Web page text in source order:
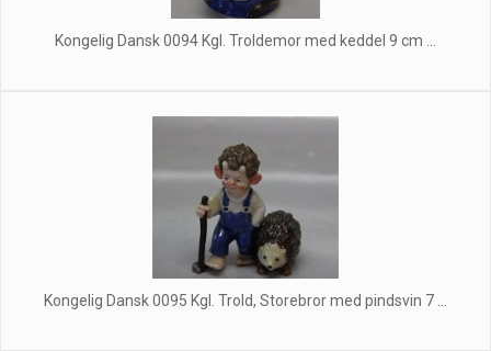
Kongelig Dansk 0094 Kgl. Troldemor med keddel 9 cm ...
Kongelig Dansk 0095 Kgl. Trold, Storebror med pindsvin 7 ...